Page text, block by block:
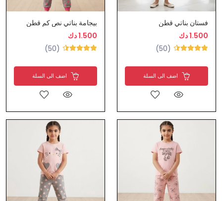
فستان بناتي قطن
1.500 دك
(50)
اضف الى السلة
بيجامة بناتي نص كم قطن
1.500 دك
(50)
اضف الى السلة